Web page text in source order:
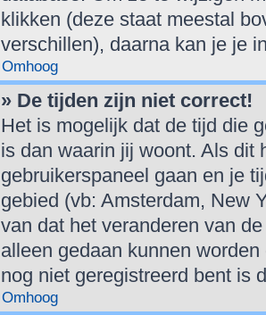
klikken (deze staat meestal
verschillen), daarna kan je je
Omhoog
» De tijden zijn niet correct!
Het is mogelijk dat de tijd die
is dan waarin jij woont. Als dit
gebruikerspaneel gaan en je
gebied (vb: Amsterdam, New
van dat het veranderen van
alleen gedaan kunnen
nog niet geregistreerd bent is
Omhoog